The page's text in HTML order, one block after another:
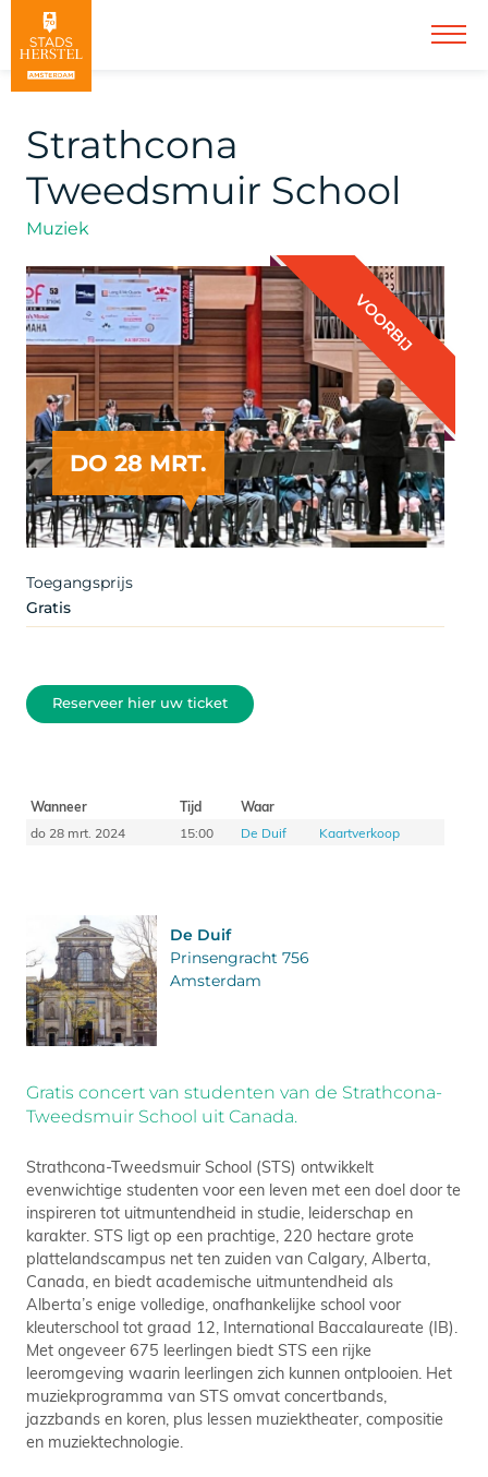
Strathcona
Tweedsmuir School
Muziek
DO 28 MRT.
VOORBIJ
Artist
Toegangsprijs
Gratis
Reserveer hier uw ticket
Wanneer Tijd
Waar
do 28 mrt. 2024
15:00 De Duif Kaartverkoop
De Duif
Prinsengracht 756
Amsterdam
Gratis concert van studenten van de Strathcona-
Tweedsmuir School uit Canada.
Strathcona-Tweedsmuir School (STS) ontwikkelt
evenwichtige studenten voor een leven met een doel door te
inspireren tot uitmuntendheid in studie, leiderschap en
karakter. STS ligt op een prachtige, 220 hectare grote
plattelandscampus net ten zuiden van Calgary, Alberta,
Canada, en biedt academische uitmuntendheid als
Alberta’s enige volledige, onafhankelijke school voor
kleuterschool tot graad 12, International Baccalaureate (IB).
Met ongeveer 675 leerlingen biedt STS een rijke
leeromgeving waarin leerlingen zich kunnen ontplooien. Het
muziekprogramma van STS omvat concertbands,
jazzbands en koren, plus lessen muziektheater, compositie
en muziektechnologie.